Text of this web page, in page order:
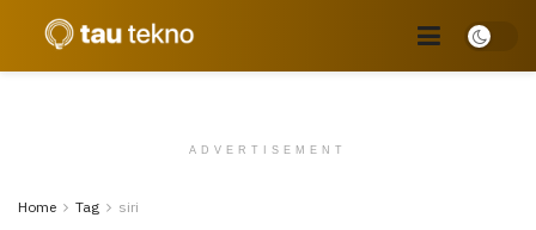
ADVERTISEMENT
Home Tag siri